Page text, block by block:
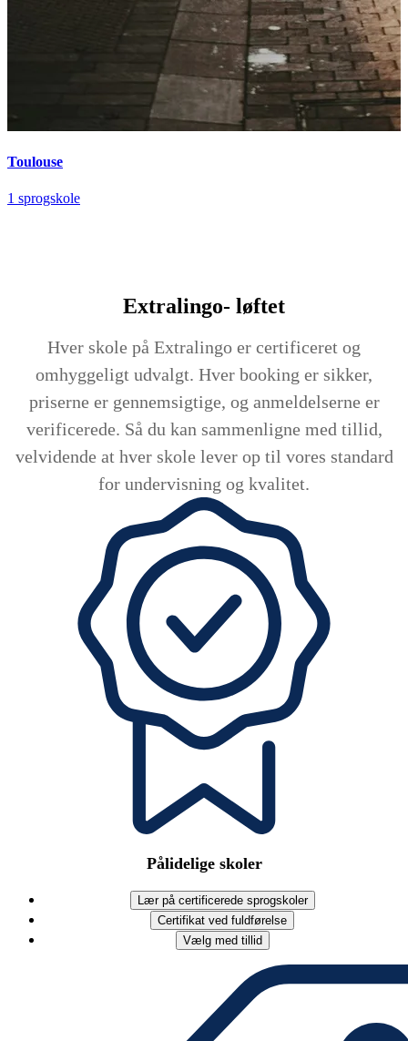
Toulouse
1 sprogskole
Extralingo- løftet
Hver skole på Extralingo er certificeret og
omhyggeligt udvalgt. Hver booking er sikker,
priserne er gennemsigtige, og anmeldelserne er
verificerede. Så du kan sammenligne med tillid,
velvidende at hver skole lever op til vores standard
for undervisning og kvalitet.
Pålidelige skoler
Lær på certificerede sprogskoler
Certifikat ved fuldførelse
Vælg med tillid